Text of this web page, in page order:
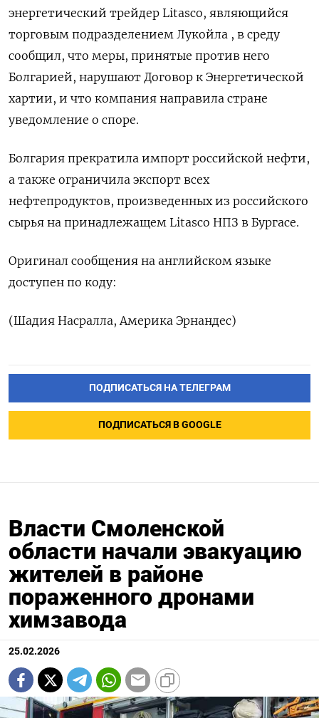
энергетический трейдер Litasco, ‌являющийся
торговым подразделением Лукойла , ​в ​среду
сообщил, ​что ⁠меры, ‌принятые против ‌него
Болгарией, нарушают Договор к ​Энергетической
‌хартии, и ​что компания направила стране
‌уведомление о споре.
Болгария прекратила импорт ​российской ​нефти,
‌а также ограничила ​экспорт всех
нефтепродуктов, произведенных из российского
сырья на принадлежащем Litasco ​НПЗ ⁠в Бургасе.
Оригинал сообщения на ‌английском языке
‌доступен по ​коду:
(Шадия Насралла, ‌Америка Эрнандес)
ПОДПИСАТЬСЯ НА ТЕЛЕГРАМ
ПОДПИСАТЬСЯ В GOOGLE
Власти Смоленской
области начали эвакуацию
жителей в районе
пораженного дронами
химзавода
25.02.2026